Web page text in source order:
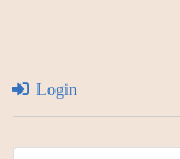
Login